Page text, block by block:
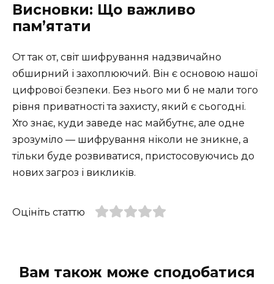
Висновки: Що важливо
пам’ятати
От так от, світ шифрування надзвичайно
обширний і захоплюючий. Він є основою нашої
цифрової безпеки. Без нього ми б не мали того
рівня приватності та захисту, який є сьогодні.
Хто знає, куди заведе нас майбутнє, але одне
зрозуміло — шифрування ніколи не зникне, а
тільки буде розвиватися, пристосовуючись до
нових загроз і викликів.
Оцініть статтю
Вам також може сподобатися